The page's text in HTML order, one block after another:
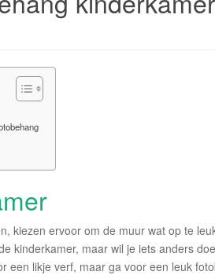
kiezen ervoor om de muur wat op te
kinderkamer, maar wil je iets anders
een likje verf, maar ga voor een leuk